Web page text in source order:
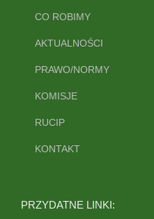
CO ROBIMY
AKTUALNOŚCI
PRAWO/NORMY
KOMISJE
RUCIP
KONTAKT
PRZYDATNE LINKI: